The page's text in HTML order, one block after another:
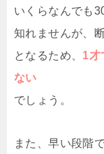
いくらなんでも
知れませんが、
となるため、 1才
ない
でしょう。
また、早い段階